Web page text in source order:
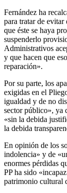
Fernández ha
para tratar de evitar
que éste se haya
suspenderlo
Administrativos
y que hacen que
reparación».
Por su parte, los
exigidas en el
igualdad y de no
sector público», ya
«sin la debida
la debida
En opinión de los
indolencia» y de
enormes pérdidas
PP ha sido
patrimonio cultural